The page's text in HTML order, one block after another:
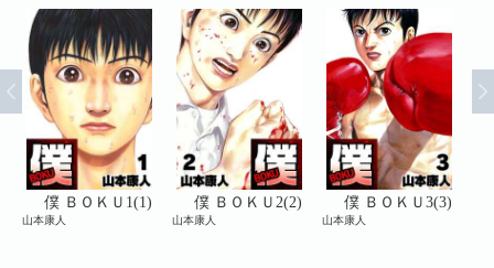
僕 ＢＯＫＵ1(1)
山本康人
僕 ＢＯＫＵ2(2)
山本康人
僕 ＢＯＫＵ3(3)
山本康人